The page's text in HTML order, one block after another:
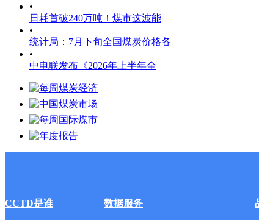
•
日耗首破240万吨！煤市这波能
•
统计局：7月下旬全国煤炭价格各
•
中电联发布《2026年上半年全
CCTD是谁 数据服务